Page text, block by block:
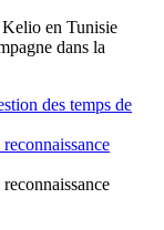
en Tunisie
dans la
des temps de